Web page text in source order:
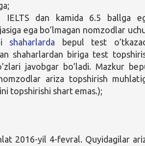
IELTS dan kamida 6.5 ballga
ega bo’lmagan nomzodlar
shaharlarda
bepul test
shaharlardan biriga test
javobgar bo’ladi. Mazkur
ariza topshirish
topshirishi shart emas.);
2016-yil 4-fevral. Quyidagilar